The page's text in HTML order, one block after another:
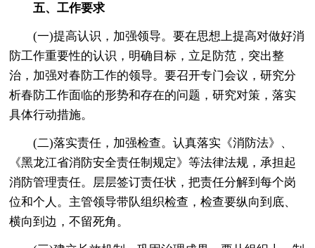
五、工作要求
(一)提高认识，加强领导。要在思想上提高对做好消
防工作重要性的认识，明确目标，立足防范，突出整
治，加强对春防工作的领导。要召开专门会议，研究分
析春防工作面临的形势和存在的问题，研究对策，落实
具体行动措施。
(二)落实责任，加强检查。认真落实《消防法》、
《黑龙江省消防安全责任制规定》等法律法规，承担起
消防管理责任。层层签订责任状，把责任分解到每个岗
位和个人。主管领导带队组织检查，检查要纵向到底、
横向到边，不留死角。